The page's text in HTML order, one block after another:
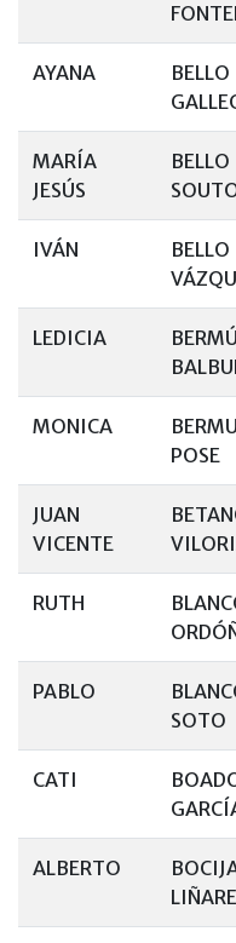
AYANA
BELLO
MARÍA
JESÚS
BELLO
IVÁN
BELLO
LEDICIA
MONICA
POSE
JUAN
VICENTE
RUTH
PABLO
SOTO
CATI
ALBERTO